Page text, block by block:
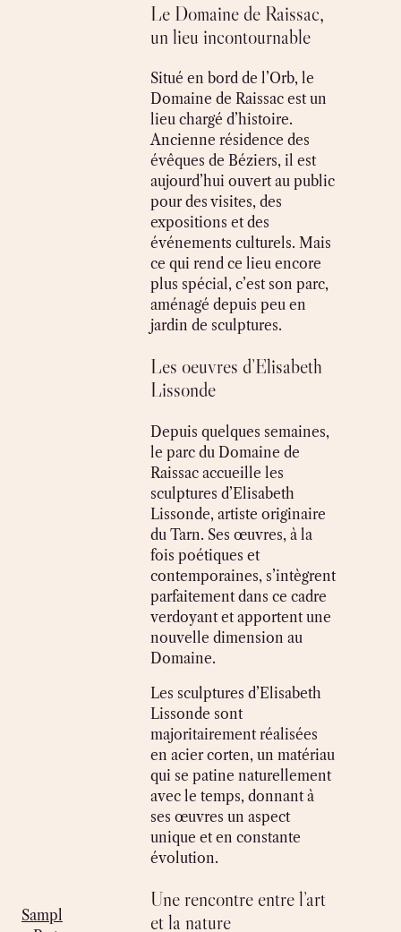
Sampl
Le Domaine de Raissac,
un lieu incontournable
Situé en bord de l’Orb, le
Domaine de Raissac est un
lieu chargé d’histoire.
Ancienne résidence des
évêques de Béziers, il est
aujourd’hui ouvert au public
pour des visites, des
expositions et des
événements culturels. Mais
ce qui rend ce lieu encore
plus spécial, c’est son parc,
aménagé depuis peu en
jardin de sculptures.
Les oeuvres d’Elisabeth
Lissonde
Depuis quelques semaines,
le parc du Domaine de
Raissac accueille les
sculptures d’Elisabeth
Lissonde, artiste originaire
du Tarn. Ses œuvres, à la
fois poétiques et
contemporaines, s’intègrent
parfaitement dans ce cadre
verdoyant et apportent une
nouvelle dimension au
Domaine.
Les sculptures d’Elisabeth
Lissonde sont
majoritairement réalisées
en acier corten, un matériau
qui se patine naturellement
avec le temps, donnant à
ses œuvres un aspect
unique et en constante
évolution.
Une rencontre entre l’art
et la nature